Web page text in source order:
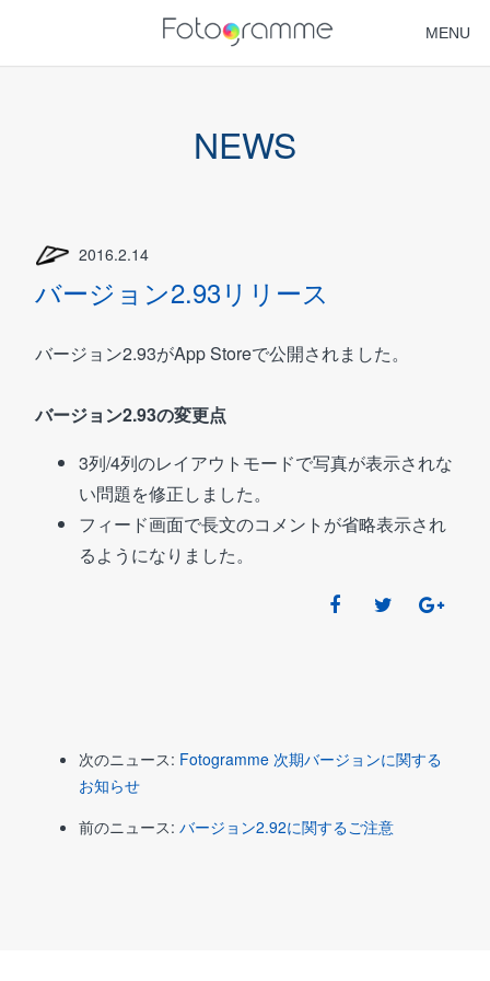
MENU
NEWS
NEWS
2016.2.14
バージョン2.93リリース
バージョン2.93がApp Storeで公開されました。
バージョン2.93の変更点
3列/4列のレイアウトモードで写真が表示されな
い問題を修正しました。
フィード画面で長文のコメントが省略表示され
るようになりました。
次のニュース: Fotogramme 次期バージョンに関する
お知らせ
前のニュース: バージョン2.92に関するご注意